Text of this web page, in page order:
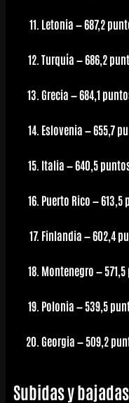
Letonia — 687,2
Turquía — 686,2
Grecia — 684,1
Eslovenia — 655,7
Italia — 640,5
Puerto Rico — 613,5
Finlandia — 602,4
Montenegro —
Polonia — 539,5
Georgia — 509,2
Subidas y